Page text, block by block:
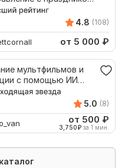
Свадьбой
4.8 (108)
от 5 000 ₽
мультфильмов и
с помощью ИИ
вашу историю
5.0 (8)
от 500 ₽
3,750₽ за 1 мин.